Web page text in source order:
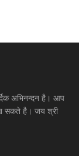
अभिनन्दन है। आप
सकते है। जय श्री